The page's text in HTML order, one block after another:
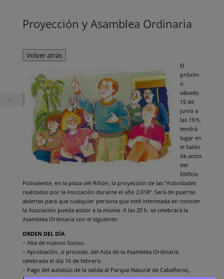
Proyección y Asamblea Ordinaria
Volver atrás
El
próxim
o
sábado
15 de
junio a
las 19 h,
tendrá
lugar en
el Salón
de actos
del
Edificio
Polivalente, en la plaza del Riñón, la proyección de las “Actividades
realizadas por la Asociación durante el año 2.018”. Será de puertas
abiertas para que cualquier persona que esté interesada en conocer
la Asociación pueda asistir a la misma. A las 20 h. se celebrará la
Asamblea Ordinaria con el siguiente:
ORDEN DEL DÍA
– Alta de nuevos Socios.
– Aprobación, si procede, del Acta de la Asamblea Ordinaria
celebrada el día 16 de febrero.
– Pago del autobús de la salida al Parque Natural de Cabañeros,